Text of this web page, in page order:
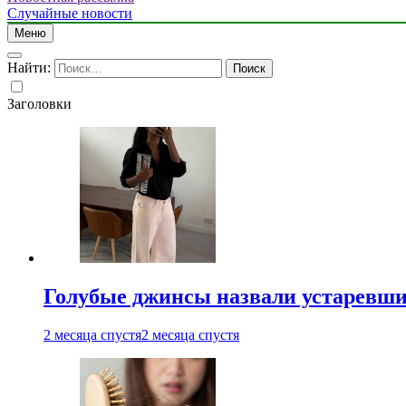
Случайные новости
Меню
Найти:
Заголовки
Голубые джинсы назвали
2 месяца спустя2 месяца спустя